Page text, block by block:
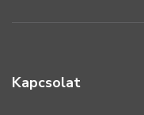
Kapcsolat